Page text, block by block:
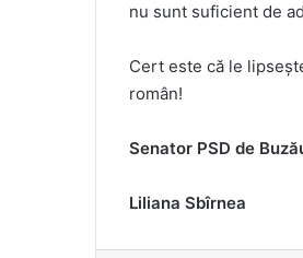
nu sunt suficient de
Cert este că le
român!
Senator PSD de
Liliana Sbîrnea